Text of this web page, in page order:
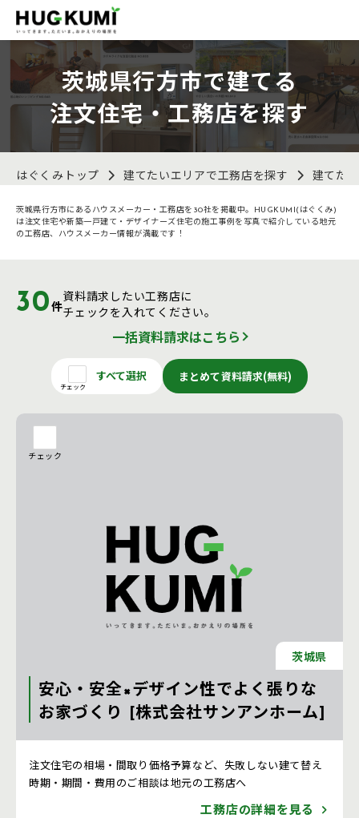
茨城県行方市で建てる
注文住宅・工務店を探す
はぐくみトップ 建てたいエリアで工務店を探す 建てた
茨城県行方市にあるハウスメーカー・工務店を30社を掲載中。HUGKUMI(はぐくみ)
は注文住宅や新築一戸建て・デザイナーズ住宅の施工事例を写真で紹介している地元
の工務店、ハウスメーカー情報が満載です！
30 件
資料請求したい工務店に
チェックを入れてください。
一括資料請求はこちら
チェック
すべて選択 まとめて資料請求(無料)
チェック
茨城県
安心・安全×デザイン性でよく張りな
お家づくり [株式会社サンアンホーム]
注文住宅の相場・間取り価格予算など、失敗しない建て替え
時期・期間・費用のご相談は地元の工務店へ
工務店の詳細を見る